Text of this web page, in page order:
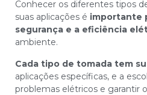
Conhecer os diferentes tipos
suas aplicações é importante
segurança e a eficiência
ambiente.
Cada tipo de tomada tem
aplicações específicas, e a
problemas elétricos e garantir